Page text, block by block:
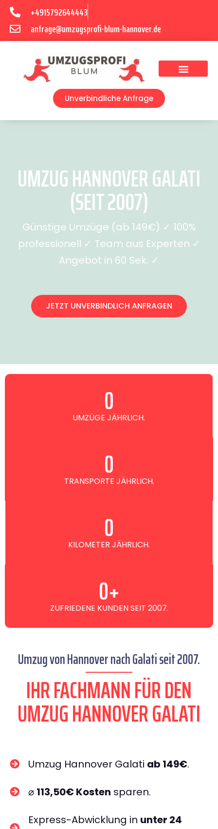
+4915792644443
anfrage@umzugsprofi-blum-hannover.de
Unverbindliche Anfrage
UMZUG HANNOVER GALATI
(SEIT 2007)
Günstige Umzüge (ab 149€) ✓ 100%
professionell ✓ Team aus Experten ✓
Angebot in 60 Sek. ✓
JETZT UNVERBINDLICH ANFRAGEN
UMZÜGE JÄHRLICH.
0
TRANSPORTE JÄHRLICH.
0
KILOMETER JÄHRLICH.
0
ZUFRIEDENE KUNDEN SEIT 2007.
0+
Umzug von Hannover nach Galati seit 2007.
IHR FACHMANN FÜR DEN
UMZUG HANNOVER GALATI
Umzug Hannover Galati ab 149€.
⌀ 113,50€ Kosten sparen.
Express-Abwicklung in unter 24